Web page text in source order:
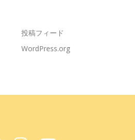
投稿フィード
WordPress.org